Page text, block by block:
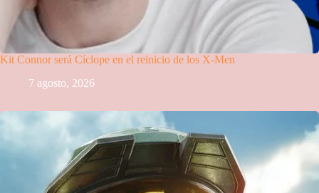
Kit Connor será Cíclope en el reinicio de los X-Men
7 agosto, 2026